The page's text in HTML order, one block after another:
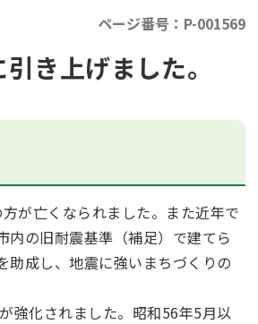
ページ番号：P-001569
き上げました。
が亡くなられました。また近年で
の旧耐震基準（補足）で建てら
助成し、地震に強いまちづくりの
強化されました。昭和56年5月以